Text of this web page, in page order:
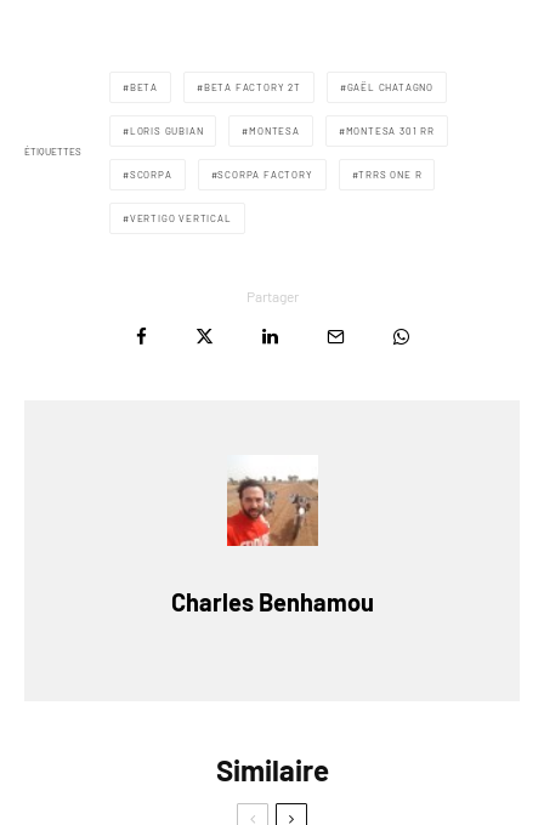
ÉTIQUETTES
BETA BETA FACTORY 2T GAËL CHATAGNO
LORIS GUBIAN MONTESA MONTESA 301 RR
SCORPA SCORPA FACTORY TRRS ONE R
VERTIGO VERTICAL
Partager
Charles Benhamou
Similaire